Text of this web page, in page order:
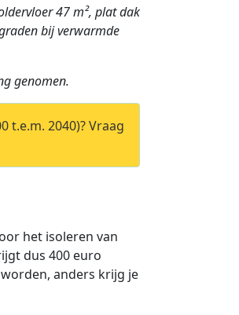
47 m², plat dak
bij verwarmde
genomen.
t.e.m. 2040)? Vraag
het isoleren van
dus 400 euro
anders krijg je